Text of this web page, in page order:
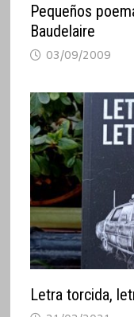
Pequeños
Baudelaire
03/09/2009
Letra torcida,